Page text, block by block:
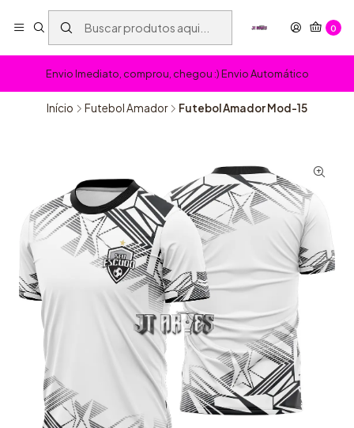
0
Envio Imediato, comprou, chegou :) Envio Automático
Início Futebol Amador Futebol Amador Mod-15